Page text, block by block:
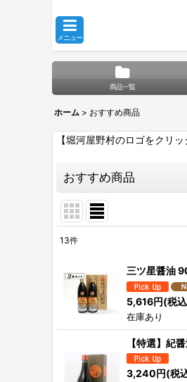
メニュー
商品一覧
ホーム > おすすめ商品
【堀河屋野村のロゴをクリ
おすすめ商品
並び順:
13件
三ツ星醤油
5,616円(税
在庫あり
【特選】紀
3,240円(税